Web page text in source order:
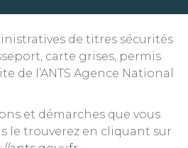
de titres sécurités
carte grises, permis
de l’ANTS Agence National
et démarches que vous
le trouverez en cliquant sur